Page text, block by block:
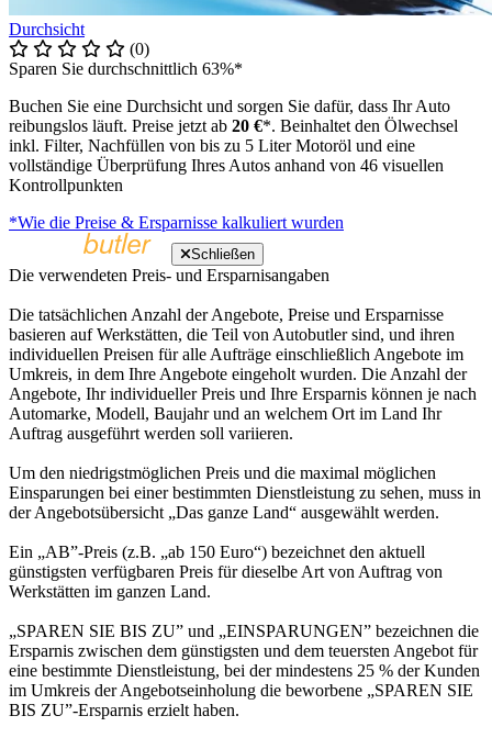
Durchsicht
(0)
Sparen Sie durchschnittlich 63%*
Buchen Sie eine Durchsicht und sorgen Sie dafür, dass Ihr Auto
reibungslos läuft. Preise jetzt ab 20 €*. Beinhaltet den Ölwechsel
inkl. Filter, Nachfüllen von bis zu 5 Liter Motoröl und eine
vollständige Überprüfung Ihres Autos anhand von 46 visuellen
Kontrollpunkten
*Wie die Preise & Ersparnisse kalkuliert wurden
Schließen
Die verwendeten Preis- und Ersparnisangaben
Die tatsächlichen Anzahl der Angebote, Preise und Ersparnisse
basieren auf Werkstätten, die Teil von Autobutler sind, und ihren
individuellen Preisen für alle Aufträge einschließlich Angebote im
Umkreis, in dem Ihre Angebote eingeholt wurden. Die Anzahl der
Angebote, Ihr individueller Preis und Ihre Ersparnis können je nach
Automarke, Modell, Baujahr und an welchem Ort im Land Ihr
Auftrag ausgeführt werden soll variieren.
Um den niedrigstmöglichen Preis und die maximal möglichen
Einsparungen bei einer bestimmten Dienstleistung zu sehen, muss in
der Angebotsübersicht „Das ganze Land“ ausgewählt werden.
Ein „AB”-Preis (z.B. „ab 150 Euro“) bezeichnet den aktuell
günstigsten verfügbaren Preis für dieselbe Art von Auftrag von
Werkstätten im ganzen Land.
„SPAREN SIE BIS ZU” und „EINSPARUNGEN” bezeichnen die
Ersparnis zwischen dem günstigsten und dem teuersten Angebot für
eine bestimmte Dienstleistung, bei der mindestens 25 % der Kunden
im Umkreis der Angebotseinholung die beworbene „SPAREN SIE
BIS ZU”-Ersparnis erzielt haben.